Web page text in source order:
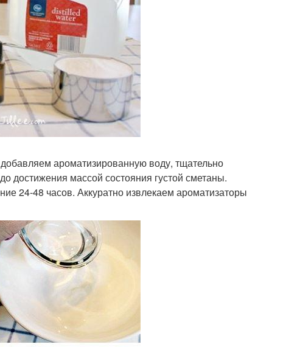
ароматизированную воду, тщательно
достижения массой состояния густой сметаны.
24-48 часов. Аккуратно извлекаем ароматизаторы